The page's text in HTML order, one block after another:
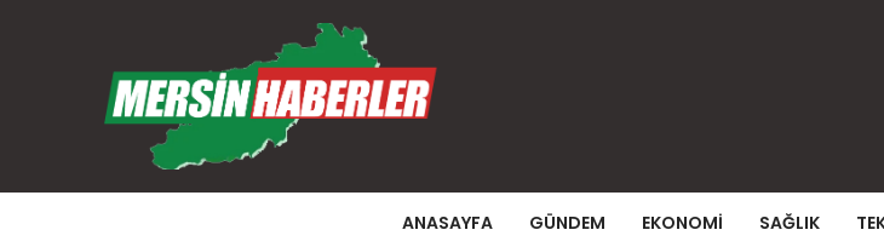
ANASAYFA GÜNDEM EKONOMI SAĞLIK